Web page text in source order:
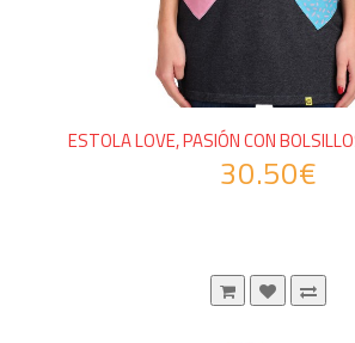
ESTOLA LOVE, PASIÓN CON
30.50€